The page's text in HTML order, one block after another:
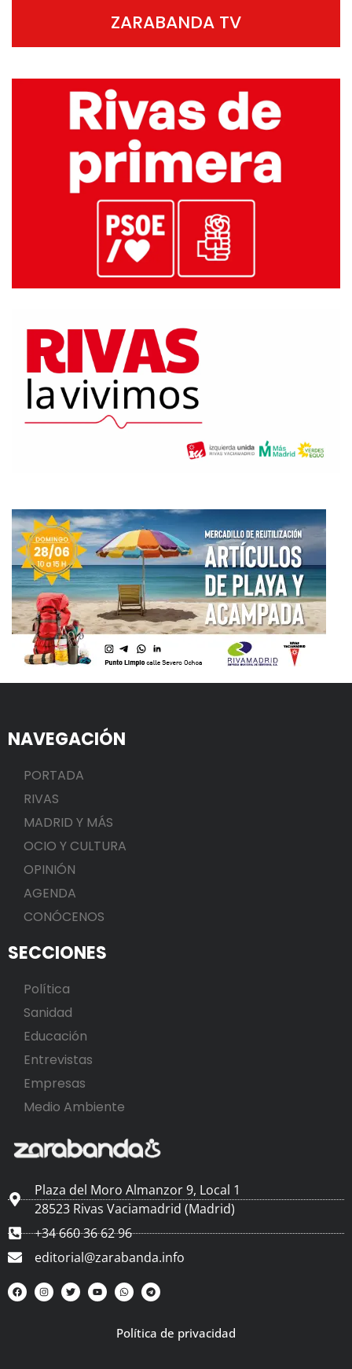
ZARABANDA TV
NAVEGACIÓN
PORTADA
RIVAS
MADRID Y MÁS
OCIO Y CULTURA
OPINIÓN
AGENDA
CONÓCENOS
SECCIONES
Política
Sanidad
Educación
Entrevistas
Empresas
Medio Ambiente
Plaza del Moro Almanzor 9, Local 1
28523 Rivas Vaciamadrid (Madrid)
+34 660 36 62 96
editorial@zarabanda.info
Política de privacidad